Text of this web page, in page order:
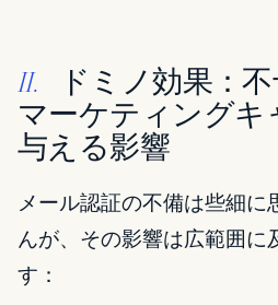
II.
ドミノ効果：
マーケティングキ
与える影響
メール認証の不備は些細に
んが、その影響は広範囲に
す：